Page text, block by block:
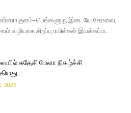
இடையே கோவை,
வழியாக சிறப்பு ரயில்கள் இயக்கப்பட
சுதேசி மேளா நிகழ்ச்சி
2026